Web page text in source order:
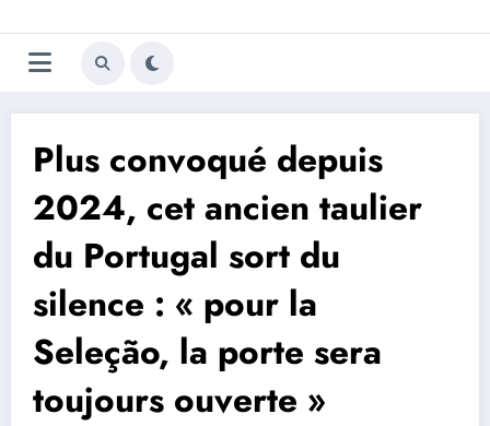
au
contenu
Trivela
L'actualité du football
Plus convoqué depuis
2024, cet ancien taulier
du Portugal sort du
silence : « pour la
Seleção, la porte sera
toujours ouverte »